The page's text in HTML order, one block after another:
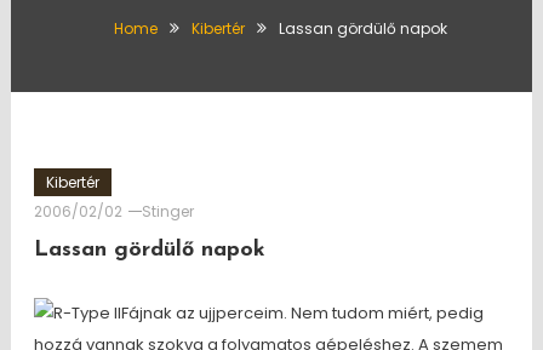
Home Kibertér Lassan gördülő napok
Kibertér
2006/02/02
Stinger
Lassan gördülő napok
Fájnak az ujjperceim. Nem tudom miért, pedig
hozzá vannak szokva a folyamatos gépeléshez. A szemem